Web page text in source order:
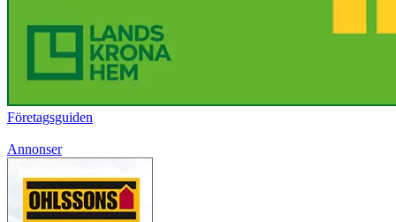
Företagsguiden
Annonser